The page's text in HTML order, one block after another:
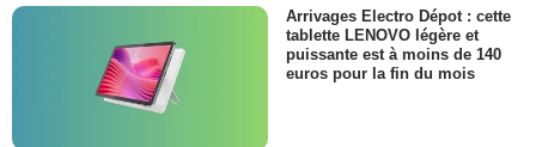
Arrivages Electro Dépot : cette
tablette LENOVO légère et
puissante est à moins de 140
euros pour la fin du mois